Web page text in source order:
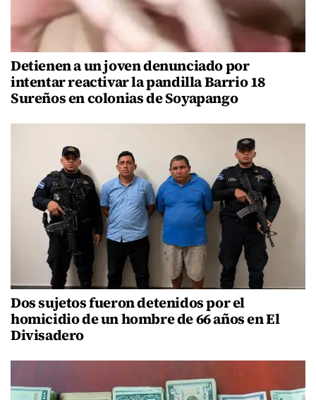
Detienen a un joven denunciado por
intentar reactivar la pandilla Barrio 18
Sureños en colonias de Soyapango
Dos sujetos fueron detenidos por el
homicidio de un hombre de 66 años en El
Divisadero